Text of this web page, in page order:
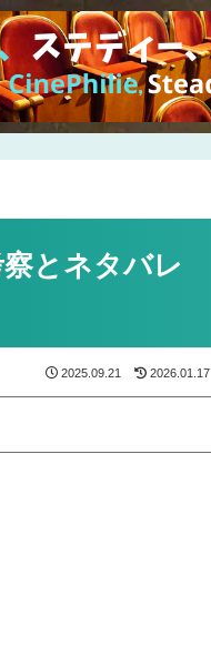
とネタバレ
2025.09.21 2026.01.17